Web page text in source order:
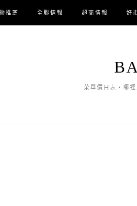
推薦 全聯情報 超商情報 好
菜單價目表・哪